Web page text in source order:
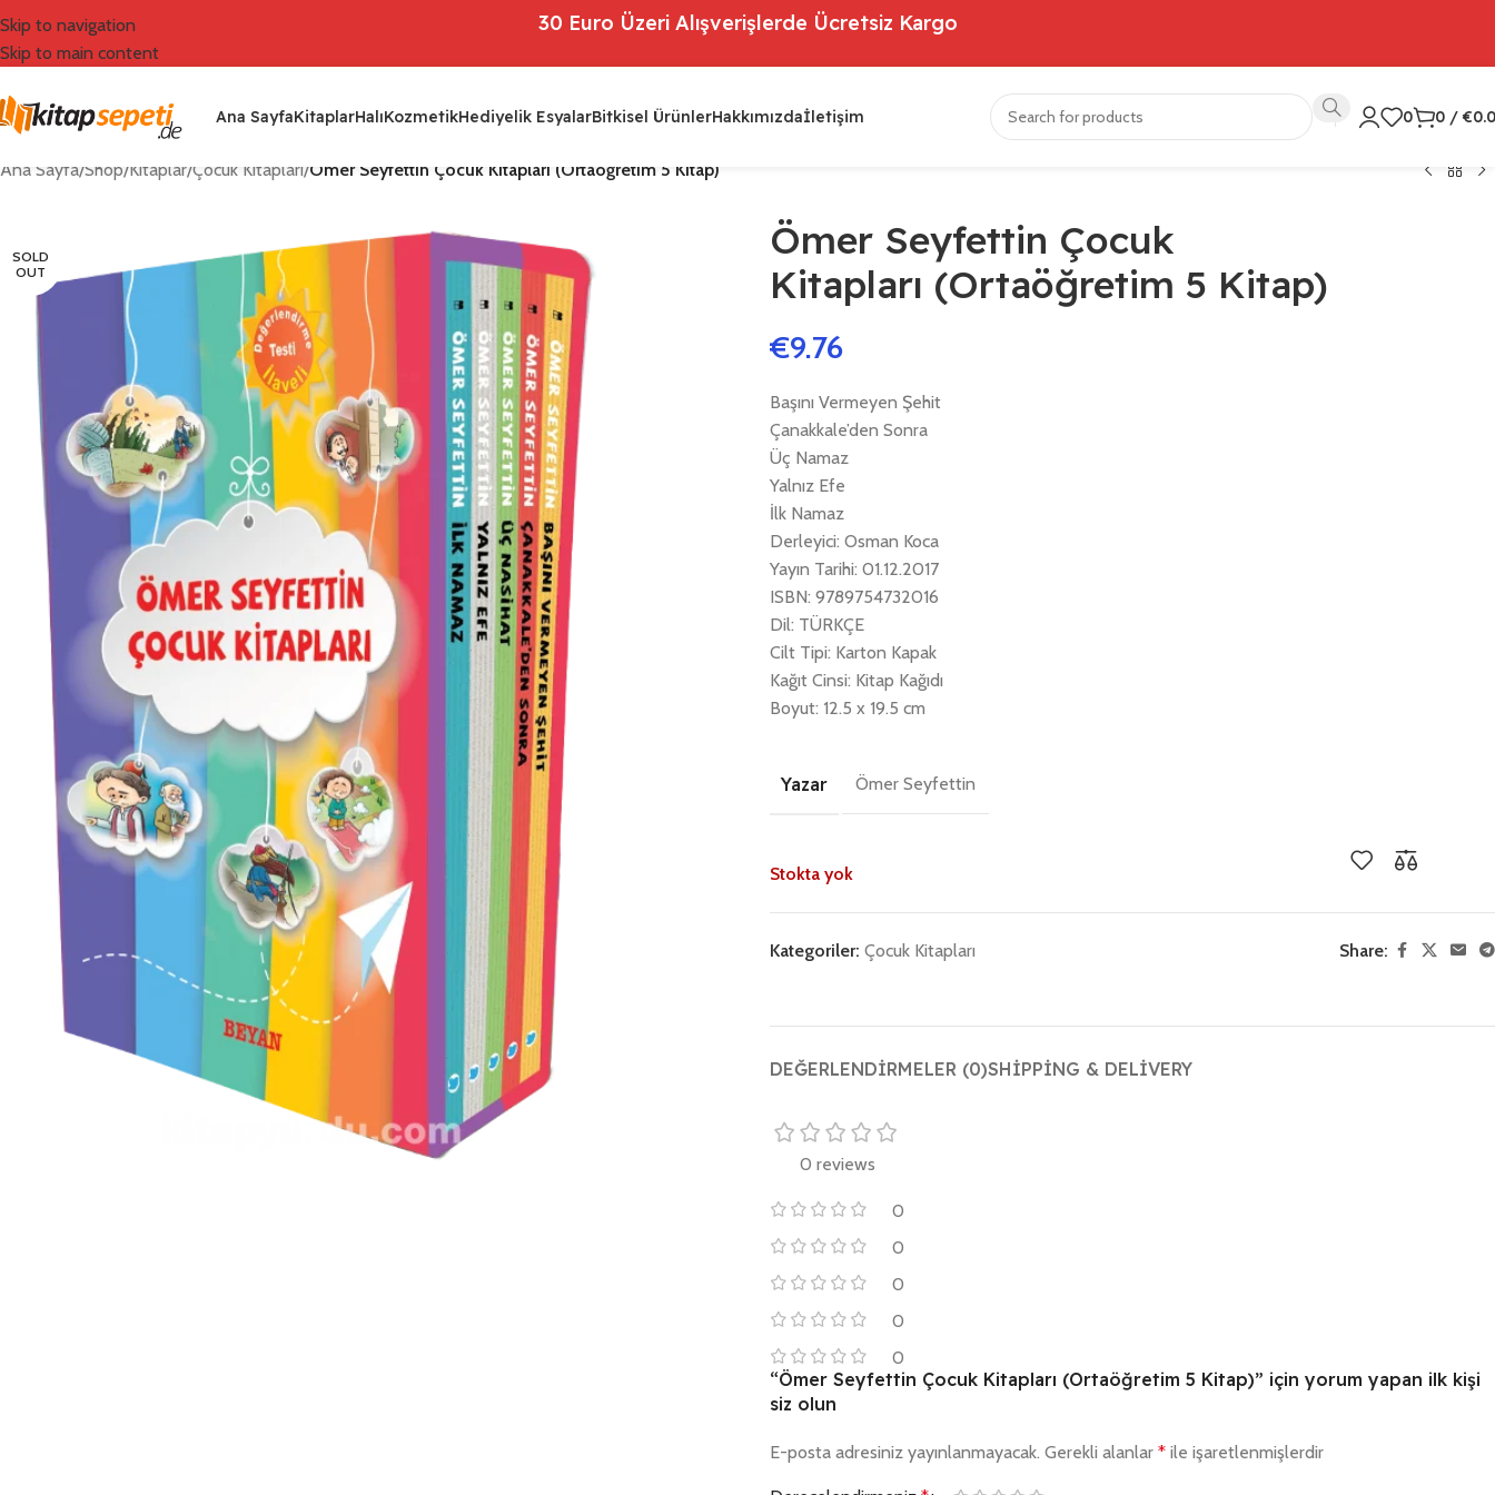
Skip to navigation
Skip to main content
30 Euro Üzeri Alışverişlerde Ücretsiz Kargo
Ana SayfaKitaplarHalıKozmetikHediyelik EsyalarBitkisel ÜrünlerHakkımızdaİletişim 0 0 / €
Ana Sayfa/Shop/Kitaplar/Çocuk Kitapları/Ömer Seyfettin Çocuk Kitapları (Ortaöğretim 5 Kitap)
SOLD
OUT
Ömer Seyfettin Çocuk
Kitapları (Ortaöğretim 5 Kitap)
€9.76
Başını Vermeyen Şehit
Çanakkale’den Sonra
Üç Namaz
Yalnız Efe
İlk Namaz
Derleyici: Osman Koca
Yayın Tarihi: 01.12.2017
ISBN: 9789754732016
Dil: TÜRKÇE
Cilt Tipi: Karton Kapak
Kağıt Cinsi: Kitap Kağıdı
Boyut: 12.5 x 19.5 cm
Yazar Ömer Seyfettin
Stokta yok
Kategoriler: Çocuk Kitapları Share:
DEĞERLENDIRMELER (0)SHIPPING & DELIVERY
0 reviews
0
0
0
0
0
“Ömer Seyfettin Çocuk Kitapları (Ortaöğretim 5 Kitap)” için yorum yapan ilk kişi
siz olun
E-posta adresiniz yayınlanmayacak. Gerekli alanlar * ile işaretlenmişlerdir